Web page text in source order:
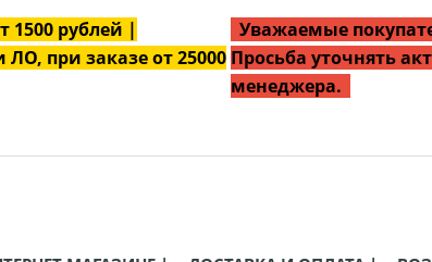
1500 рублей |
ЛО, при заказе от 25000
Уважаемые
Просьба уточнять
менеджера.